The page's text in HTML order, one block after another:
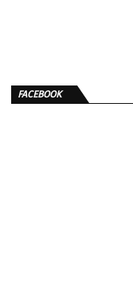
FACEBOOK